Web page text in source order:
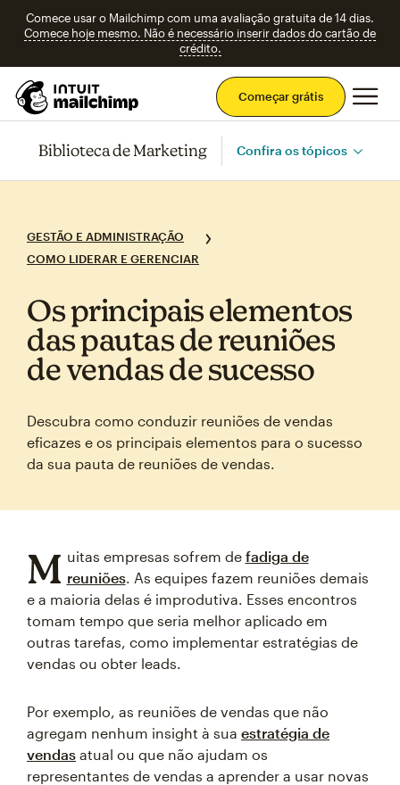
Comece usar o Mailchimp com uma avaliação gratuita de 14 dias.
Comece hoje mesmo. Não é necessário inserir dados do cartão de
crédito.
Começar grátis
Biblioteca de Marketing Confira os tópicos
GESTÃO E ADMINISTRAÇÃO
COMO LIDERAR E GERENCIAR
Os principais elementos
das pautas de reuniões
de vendas de sucesso
Descubra como conduzir reuniões de vendas
eficazes e os principais elementos para o sucesso
da sua pauta de reuniões de vendas.
M uitas empresas sofrem de fadiga de
reuniões. As equipes fazem reuniões demais
e a maioria delas é improdutiva. Esses encontros
tomam tempo que seria melhor aplicado em
outras tarefas, como implementar estratégias de
vendas ou obter leads.
Por exemplo, as reuniões de vendas que não
agregam nenhum insight à sua estratégia de
vendas atual ou que não ajudam os
representantes de vendas a aprender a usar novas